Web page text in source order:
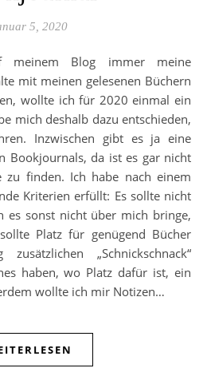
5, 2020
mit meinen gelesenen Büchern
wollte ich für 2020 einmal ein
mich deshalb dazu entschieden,
Inzwischen gibt es ja eine
Bookjournals, da ist es gar nicht
zu finden. Ich habe nach einem
Kriterien erfüllt: Es sollte nicht
es sonst nicht über mich bringe,
Platz für genügend Bücher
„Schnickschnack“
haben, wo Platz dafür ist, ein
wollte ich mir Notizen…